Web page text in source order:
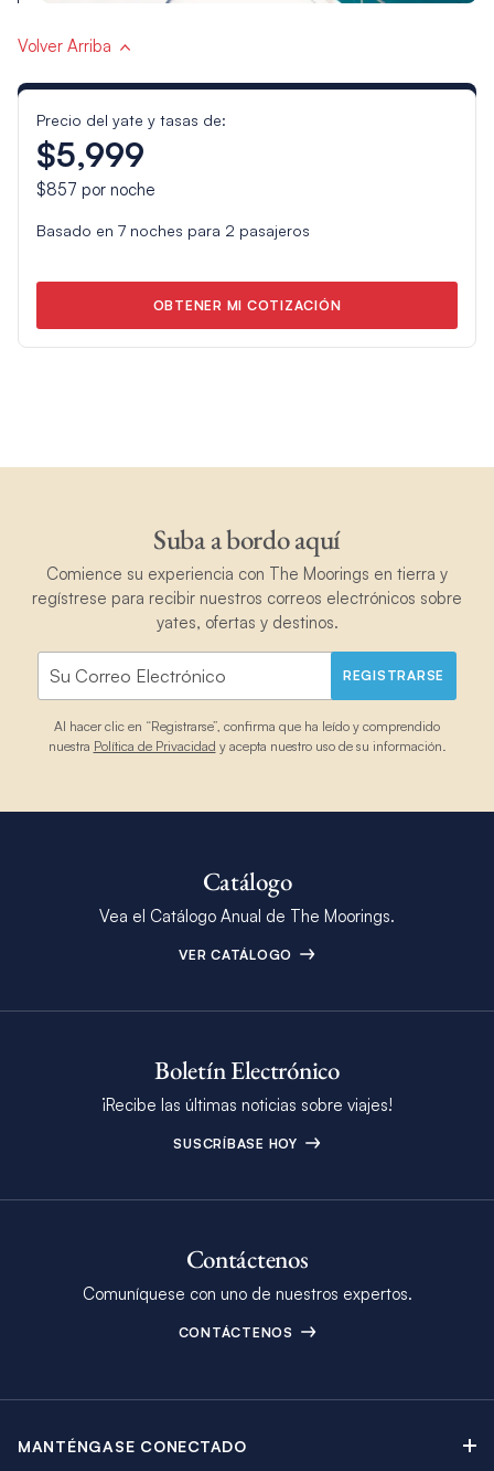
Volver Arriba
Precio del yate y tasas de:
$5,999
$857 por noche
Basado en 7noches para 2 pasajeros
OBTENER MI COTIZACIÓN
Suba a bordo aquí
Comience su experiencia con The Moorings en tierra y
regístrese para recibir nuestros correos electrónicos sobre
yates, ofertas y destinos.
REGISTRARSE
Al hacer clic en “Registrarse”, confirma que ha leído y comprendido
nuestra Política de Privacidad y acepta nuestro uso de su información.
Catálogo
Vea el Catálogo Anual de The Moorings.
VER CATÁLOGO
Boletín Electrónico
¡Recibe las últimas noticias sobre viajes!
SUSCRÍBASE HOY
Contáctenos
Comuníquese con uno de nuestros expertos.
CONTÁCTENOS
MANTÉNGASE CONECTADO